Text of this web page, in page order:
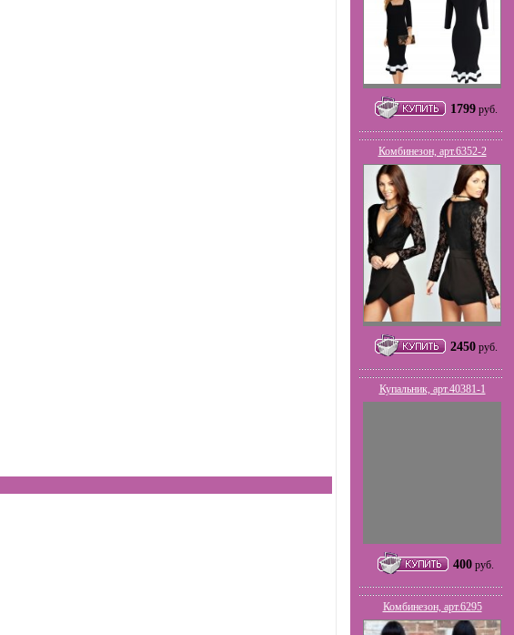
1799 руб.
Комбинезон, арт.6352-2
2450 руб.
Купальник, арт.40381-1
400 руб.
Комбинезон, арт.6295